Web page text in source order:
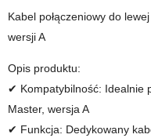
Kabel połączeniowy do
wersji A
Opis produktu:
✔ Kompatybilność: Idealnie
Master, wersja A
✔ Funkcja: Dedykowany